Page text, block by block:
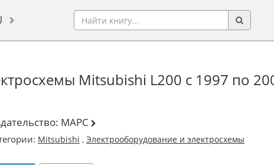
Mitsubishi L200 с 1997 по
МАРС
Mitsubishi , Электрооборудование и электросхемы